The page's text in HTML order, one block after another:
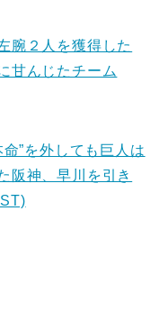
腕２人を獲得した
甘んじたチーム
”を外しても巨人は
阪神、早川を引き